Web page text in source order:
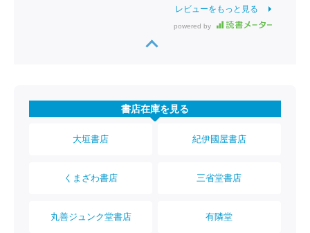
レビューをもっと見る
powered by
書店在庫を見る
大垣書店 紀伊國屋書店
くまざわ書店 三省堂書店
丸善ジュンク堂書店 有隣堂